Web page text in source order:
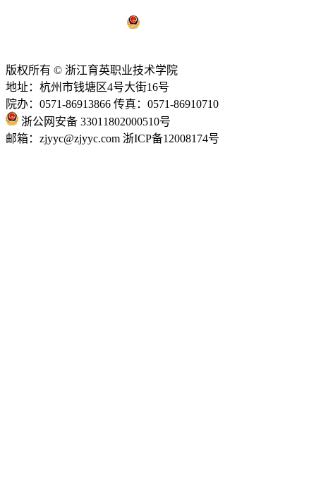
版权所有 © 浙江育英职业技术学院
地址：杭州市钱塘区4号大街16号
院办：0571-86913866 传真：0571-86910710
浙公网安备 33011802000510号
邮箱：zjyyc@zjyyc.com 浙ICP备12008174号